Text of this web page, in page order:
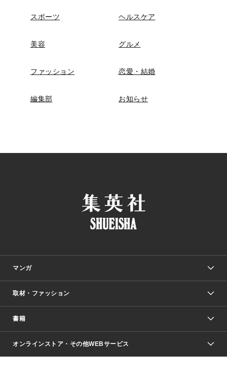
スポーツ ヘルスケア
美容 グルメ
ファッション 恋愛・結婚
編集部 お知らせ
マンガ
少年マンガ
Vジャンプ
週刊ヤングジャンプ
少女マンガ
取材・ファッション
Seventeen
芸能・情報・スポーツ
書籍
文芸・文庫・総合
オンラインストア・その他WEBサービス